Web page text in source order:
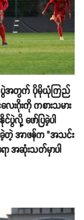
ပွဲအတွက် ပိုမိုယုံကြည်
ေးဂိုးကို ကစားသမား
လို့ ဖော်ပြခဲ့ပါ
တဲ့ အာဖန်က "အသင်း
ော အဆုံးသတ်မှာပါ